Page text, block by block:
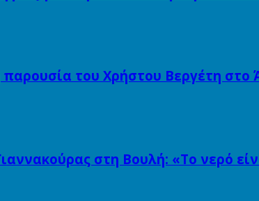
παρουσία του Χρήστου Βεργέτη στο
στη Βουλή: «Το νερό